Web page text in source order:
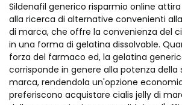
Sildenafil generico risparmio online
alla ricerca di alternative convenienti
di marca, che offre la convenienza del
in una forma di gelatina dissolvable.
forza del farmaco ed, la gelatina
corrisponde in genere alla potenza
marca, rendendola un'opzione
preferiscono acquistare cialis jelly di